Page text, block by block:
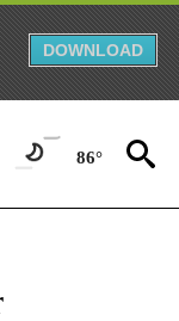
DOWNLOAD
86°
TO RECEIVE